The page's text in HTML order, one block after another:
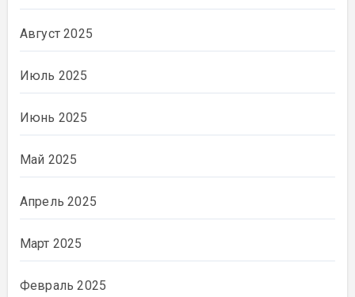
Август 2025
Июль 2025
Июнь 2025
Май 2025
Апрель 2025
Март 2025
Февраль 2025